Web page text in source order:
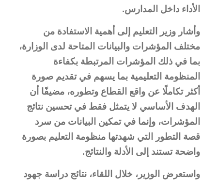
الأداء داخل المدارس.
وأشار وزير التعليم إلى أهمية الاستفادة من
مختلف المؤشرات والبيانات المتاحة لدى الوزارة،
بما في ذلك المؤشرات المرتبطة بكفاءة
المنظومة التعليمية بما يسهم في تقديم صورة
أكثر تكاملًا عن واقع القطاع وتطوره، مضيفًا أن
الهدف الأساسي لا يتمثل فقط في تحسين نتائج
المؤشرات، وإنما في تمكين البيانات من سرد
قصة التطور التي شهدتها منظومة التعليم بصورة
واضحة تستند إلى الأدلة والنتائج.
واستعرض الوزير، خلال اللقاء، نتائج دراسة جهود